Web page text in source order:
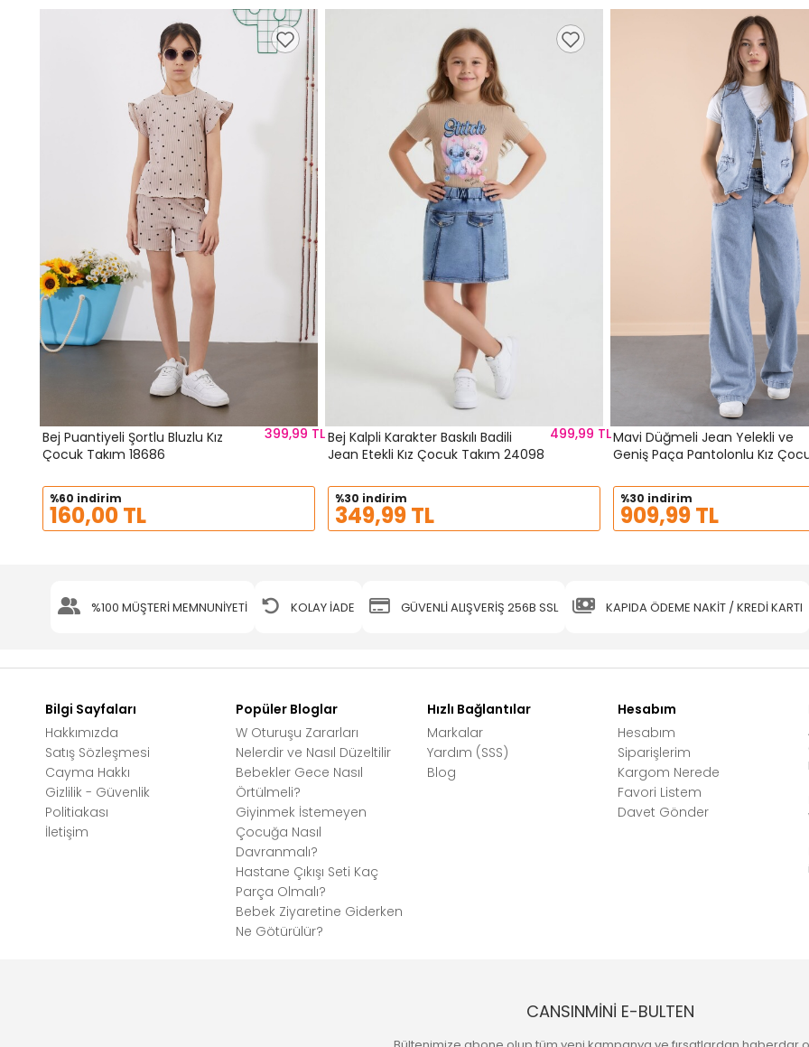
Bej Puantiyeli Şortlu Bluzlu Kız
Çocuk Takım 18686
399,99 TL
%60 indirim
160,00 TL
Bej Kalpli Karakter Baskılı Badili
Jean Etekli Kız Çocuk Takım 24098
499,99 TL
%30 indirim
349,99 TL
Mavi Düğmeli Jean Yelekli ve
Geniş Paça Pantolonlu Kız
%30 indirim
909,99 TL
%100 MÜŞTERİ MEMNUNİYETİ KOLAY İADE GÜVENLİ ALIŞVERİŞ 256B SSL KAPIDA ÖDEME NAKİT / KREDİ KARTI
Bilgi Sayfaları
Hakkımızda
Satış Sözleşmesi
Cayma Hakkı
Gizlilik - Güvenlik
Politiakası
İletişim
Popüler Bloglar
W Oturuşu Zararları
Nelerdir ve Nasıl Düzeltilir
Bebekler Gece Nasıl
Örtülmeli?
Giyinmek İstemeyen
Çocuğa Nasıl
Davranmalı?
Hastane Çıkışı Seti Kaç
Parça Olmalı?
Bebek Ziyaretine Giderken
Ne Götürülür?
Hızlı Bağlantılar
Markalar
Yardım (SSS)
Blog
Hesabım
Hesabım
Siparişlerim
Kargom Nerede
Favori Listem
Davet Gönder
CANSINMİNİ E-BULTEN